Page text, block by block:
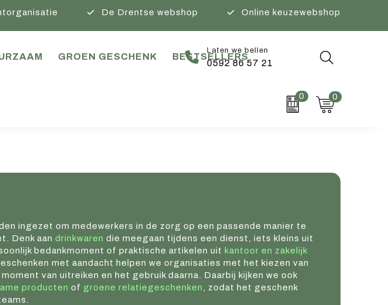
De Drentse webshop
Online keuzewebshop
GROEN GESCHENK BESTSELLERS
Laten we bellen
0592 86 57 21
0 0
ingezet om medewerkers in de zorg op een passende manier te
Denk aan drinkwaren die meegaan tijdens een dienst, iets kleins uit
bedankmoment of praktische artikelen uit kantoor en zakelijk
met aandacht helpen we organisaties met het kiezen van
van uitreiken en het gebruik daarna. Daarbij kijken we ook
producten of groene relatiegeschenken , zodat het geschenk